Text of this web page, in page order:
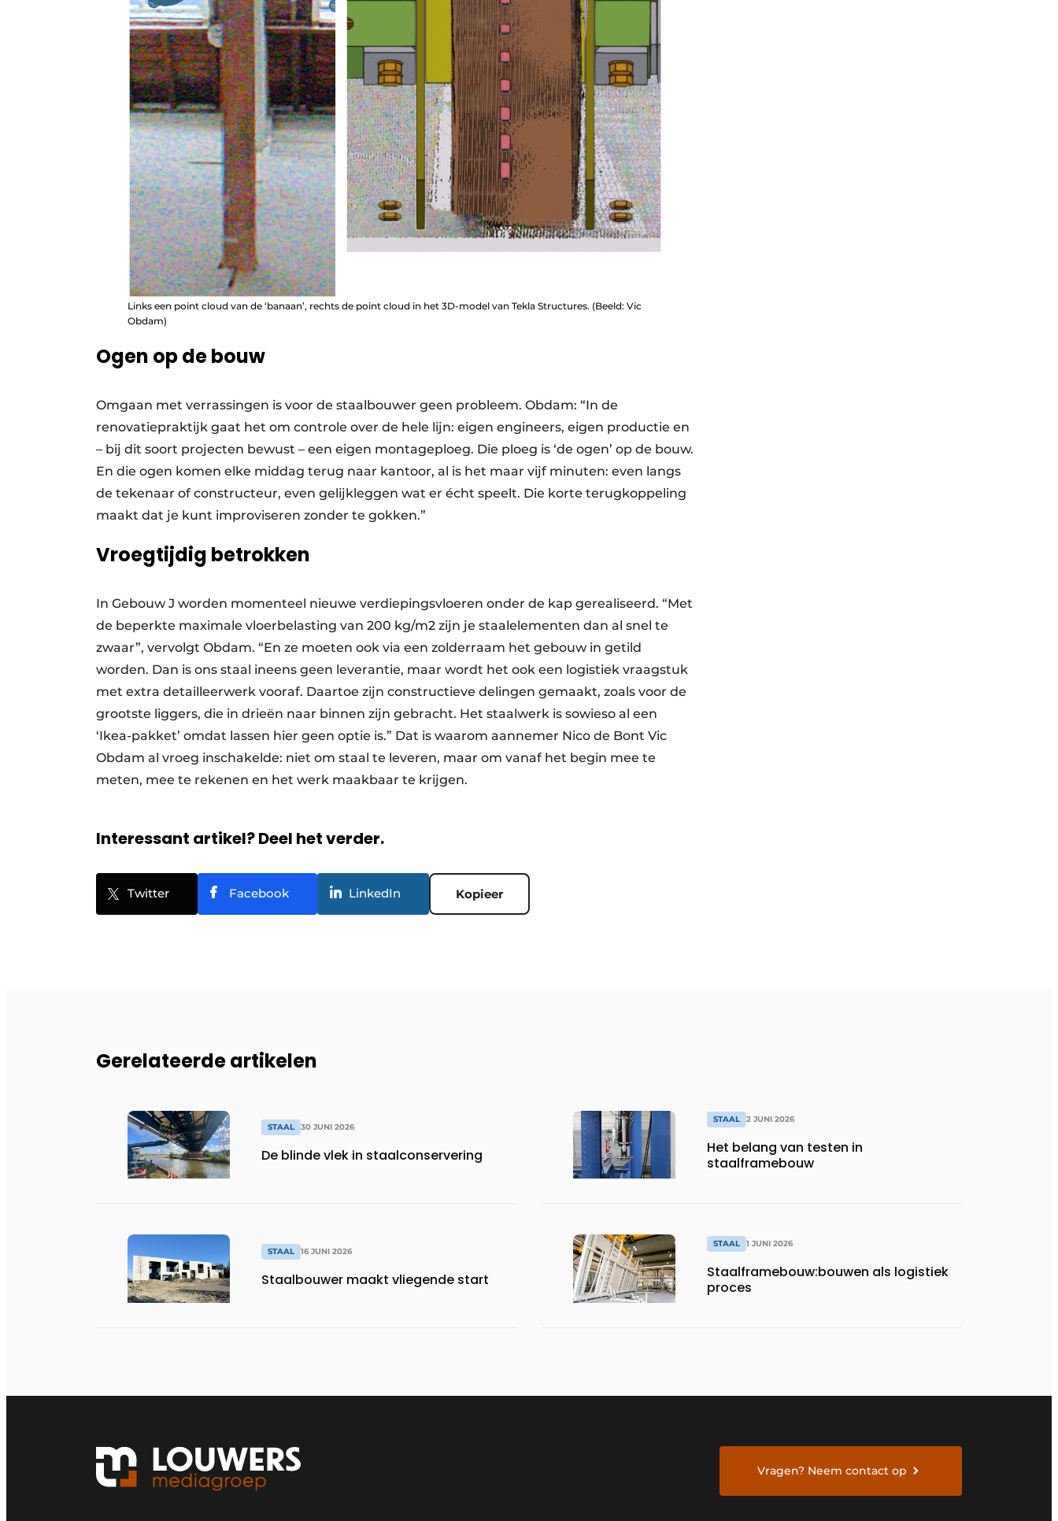
Links een point cloud van de ‘banaan’, rechts de point cloud in het 3D-model van Tekla Structures. (Beeld: Vic
Obdam)
Ogen op de bouw
Omgaan met verrassingen is voor de staalbouwer geen probleem. Obdam: “In de
renovatiepraktijk gaat het om controle over de hele lijn: eigen engineers, eigen productie en
– bij dit soort projecten bewust – een eigen montageploeg. Die ploeg is ‘de ogen’ op de bouw.
En die ogen komen elke middag terug naar kantoor, al is het maar vijf minuten: even langs
de tekenaar of constructeur, even gelijkleggen wat er écht speelt. Die korte terugkoppeling
maakt dat je kunt improviseren zonder te gokken.”
Vroegtijdig betrokken
In Gebouw J worden momenteel nieuwe verdiepingsvloeren onder de kap gerealiseerd. “Met
de beperkte maximale vloerbelasting van 200 kg/m2 zijn je staalelementen dan al snel te
zwaar”, vervolgt Obdam. “En ze moeten ook via een zolderraam het gebouw in getild
worden. Dan is ons staal ineens geen leverantie, maar wordt het ook een logistiek vraagstuk
met extra detailleerwerk vooraf. Daartoe zijn constructieve delingen gemaakt, zoals voor de
grootste liggers, die in drieën naar binnen zijn gebracht. Het staalwerk is sowieso al een
‘Ikea-pakket’ omdat lassen hier geen optie is.” Dat is waarom aannemer Nico de Bont Vic
Obdam al vroeg inschakelde: niet om staal te leveren, maar om vanaf het begin mee te
meten, mee te rekenen en het werk maakbaar te krijgen.
Interessant artikel? Deel het verder.
Twitter Facebook LinkedIn Kopieer
Gerelateerde artikelen
STAAL 30 JUNI 2026
De blinde vlek in staalconservering
STAAL 16 JUNI 2026
Staalbouwer maakt vliegende start
STAAL 2 JUNI 2026
Het belang van testen in
staalframebouw
STAAL 1 JUNI 2026
Staalframebouw:bouwen als logistiek
proces
Vragen? Neem contact op